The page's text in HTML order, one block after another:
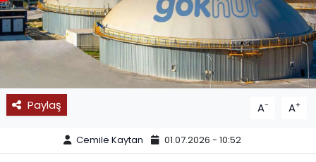
Paylaş A- A+
Cemile Kaytan 01.07.2026 - 10:52